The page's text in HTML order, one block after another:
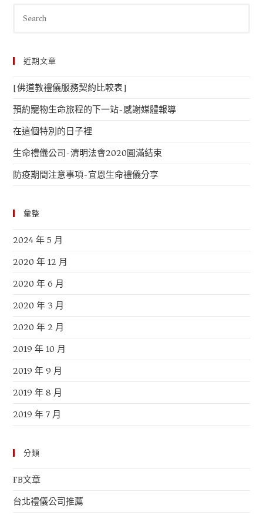
近期文章
[佛道教禮儀服務契約比較表]
預約寵物生命旅程的下一站-感謝媒體報導
在這個特別的日子裡
生命禮儀公司-清明法會2020圓滿結束
防疫期間注意事項-宜恩生命禮儀分享
彙整
2024 年 5 月
2020 年 12 月
2020 年 6 月
2020 年 3 月
2020 年 2 月
2019 年 10 月
2019 年 9 月
2019 年 8 月
2019 年 7 月
分類
FB文章
台北禮儀公司推薦